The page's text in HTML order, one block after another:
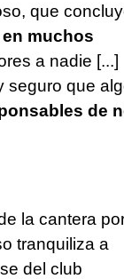
que
muchos
a nadie [...]
seguro que
de
la cantera
tranquiliza a
del club